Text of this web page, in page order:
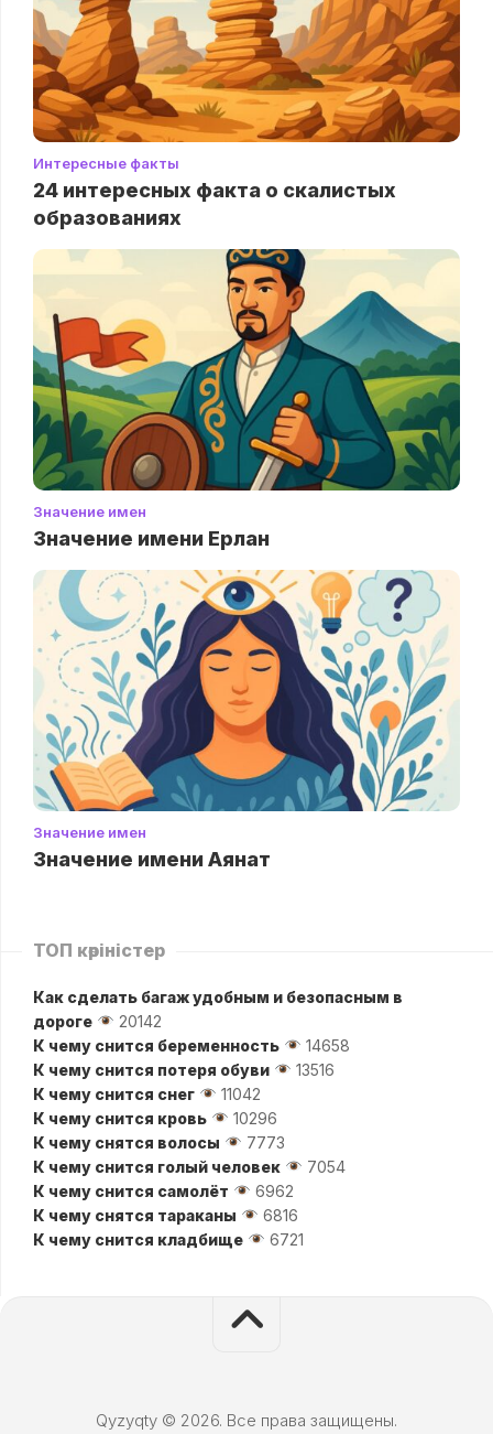
Интересные факты
24 интересных факта о скалистых
образованиях
Значение имен
Значение имени Ерлан
Значение имен
Значение имени Аянат
ТОП көріністер
Как сделать багаж удобным и безопасным в
дороге
20142
К чему снится беременность
14658
К чему снится потеря обуви
13516
К чему снится снег
11042
К чему снится кровь
10296
К чему снятся волосы
7773
К чему снится голый человек
7054
К чему снится самолёт
6962
К чему снятся тараканы
6816
К чему снится кладбище
6721
Qyzyqty © 2026. Все права защищены.